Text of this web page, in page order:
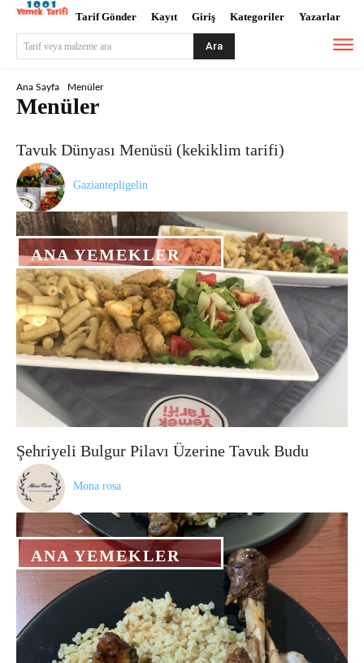
Tarif Gönder Kayıt Giriş Kategoriler Yazarlar
Tarif veya malzeme ara Ara
Ana Sayfa Menüler
Menüler
ANA YEMEKLER
Tavuk Dünyası Menüsü (kekiklim tarifi)
Gaziantepligelin
ANA YEMEKLER
Şehriyeli Bulgur Pilavı Üzerine Tavuk Budu
Mona rosa